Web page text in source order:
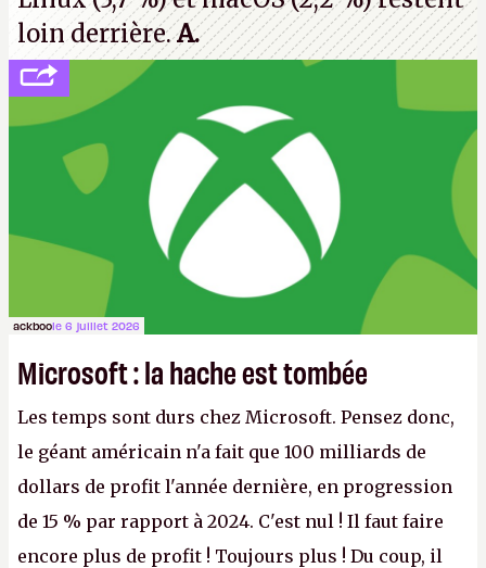
loin derrière.A.
ackboole 6 juillet 2026
Microsoft : la hache est tombée
Les temps sont durs chez Microsoft. Pensez donc,
le géant américain n'a fait que 100 milliards de
dollars de profit l'année dernière, en progression
de 15 % par rapport à 2024. C'est nul ! Il faut faire
encore plus de profit ! Toujours plus ! Du coup, il